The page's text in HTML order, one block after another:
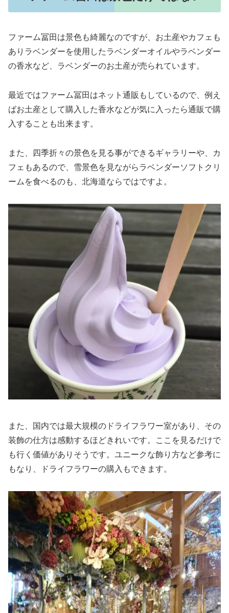
ファーム冨田は景色も綺麗なのですが、お土産やカフェも
ありラベンダーを使用したラベンダーオイルやラベンダー
の香水など、ラベンダーのお土産が売られています。
最近ではファーム冨田はネット通販もしているので、例え
ばお土産として購入した香水などが気に入ったら通販で購
入することも出来ます。
また、四季折々の景色を見る事ができるギャラリーや、カ
フェもあるので、雪景色を見ながらラベンダーソフトクリ
ームを食べるのも、北海道ならではですよ。
また、国内では最大規模のドライフラワー室があり、その
装飾の仕方は感動するほどきれいです。ここを見るだけで
も行く価値がありそうです。ユニークな飾り方など参考に
もなり、ドライフラワーの購入もできます。